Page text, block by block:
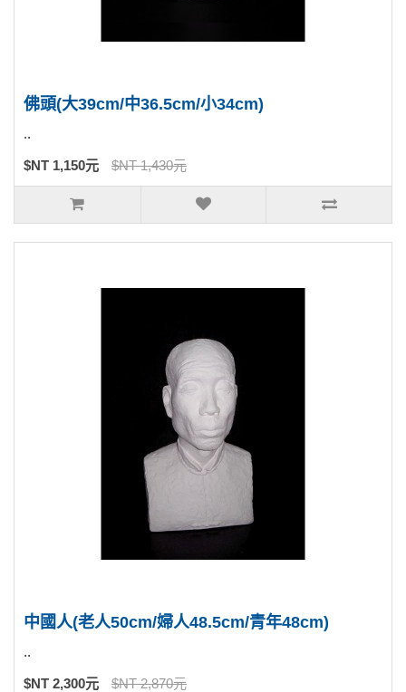
佛頭(大39cm/中36.5cm/小34cm)
..
$NT 1,150元 $NT 1,430元
中國人(老人50cm/婦人48.5cm/青年48cm)
..
$NT 2,300元 $NT 2,870元